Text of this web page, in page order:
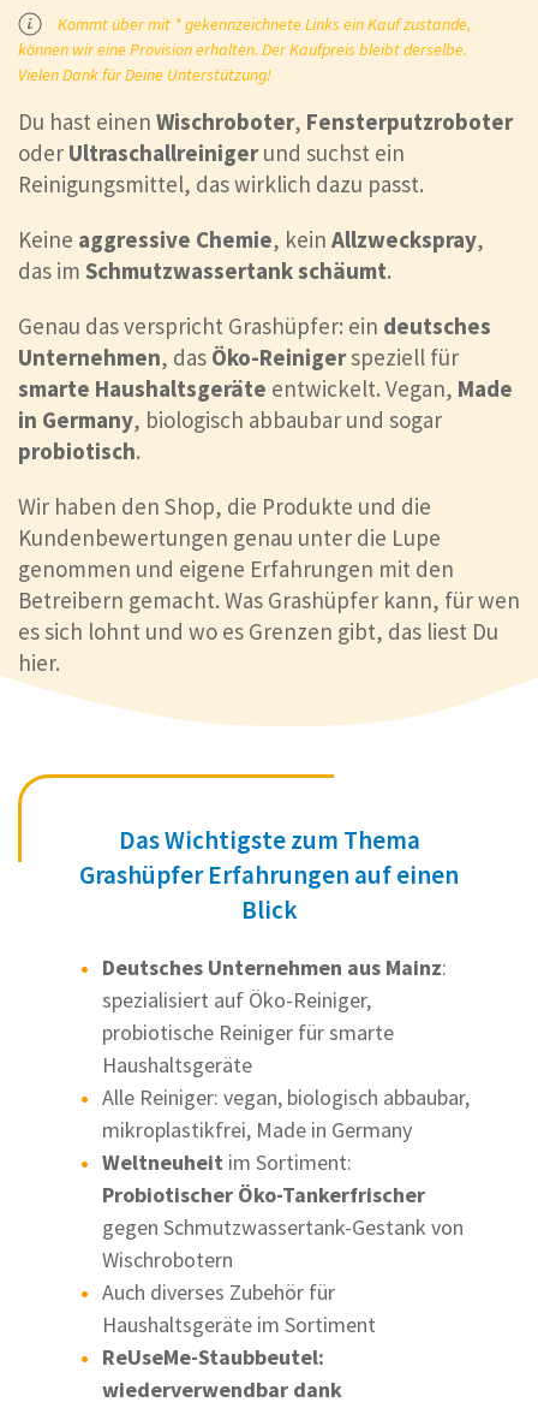
Kommt über mit * gekennzeichnete Links ein Kauf zustande,
können wir eine Provision erhalten. Der Kaufpreis bleibt derselbe.
Vielen Dank für Deine Unterstützung!
Du hast einen Wischroboter, Fensterputzroboter
oder Ultraschallreinigerund suchst ein
Reinigungsmittel, das wirklich dazu passt.
Keine aggressive Chemie, kein Allzweckspray,
das im Schmutzwassertankschäumt.
Genau das verspricht Grashüpfer: ein deutsches
Unternehmen, das Öko-Reinigerspeziell für
smarte Haushaltsgeräte entwickelt. Vegan, Made
in Germany, biologisch abbaubar und sogar
probiotisch.
Wir haben den Shop, die Produkte und die
Kundenbewertungen genau unter die Lupe
genommen und eigene Erfahrungen mit den
Betreibern gemacht. Was Grashüpfer kann, für wen
es sich lohnt und wo es Grenzen gibt, das liest Du
hier.
Das Wichtigste zum Thema
Grashüpfer Erfahrungen auf einen
Blick
Deutsches Unternehmen aus Mainz:
spezialisiert auf Öko-Reiniger,
probiotische Reiniger für smarte
Haushaltsgeräte
Alle Reiniger: vegan, biologisch abbaubar,
mikroplastikfrei, Made in Germany
Weltneuheit im Sortiment:
Probiotischer Öko-Tankerfrischer
gegen Schmutzwassertank-Gestank von
Wischrobotern
Auch diverses Zubehör für
Haushaltsgeräte im Sortiment
ReUseMe-Staubbeutel:
wiederverwendbar dank